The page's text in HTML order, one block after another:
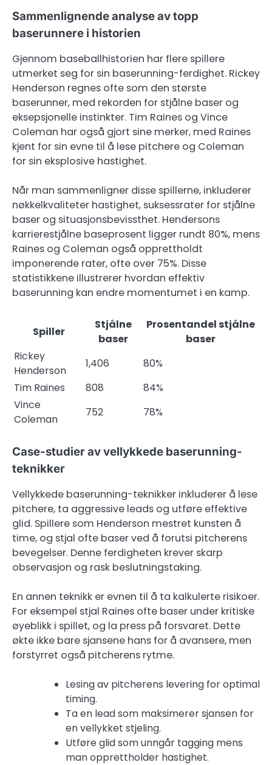
Sammenlignende analyse av topp
baserunnere i historien
Gjennom baseballhistorien har flere spillere
utmerket seg for sin baserunning-ferdighet. Rickey
Henderson regnes ofte som den største
baserunner, med rekorden for stjålne baser og
eksepsjonelle instinkter. Tim Raines og Vince
Coleman har også gjort sine merker, med Raines
kjent for sin evne til å lese pitchere og Coleman
for sin eksplosive hastighet.
Når man sammenligner disse spillerne, inkluderer
nøkkelkvaliteter hastighet, suksessrater for stjålne
baser og situasjonsbevissthet. Hendersons
karrierestjålne baseprosent ligger rundt 80%, mens
Raines og Coleman også opprettholdt
imponerende rater, ofte over 75%. Disse
statistikkene illustrerer hvordan effektiv
baserunning kan endre momentumet i en kamp.
Spiller
Stjålne
baser
Prosentandel stjålne
baser
Rickey
Henderson
1,406
80%
Tim Raines
808
84%
Vince
Coleman
752 78%
Case-studier av vellykkede baserunning-
teknikker
Vellykkede baserunning-teknikker inkluderer å lese
pitchere, ta aggressive leads og utføre effektive
glid. Spillere som Henderson mestret kunsten å
time, og stjal ofte baser ved å forutsi pitcherens
bevegelser. Denne ferdigheten krever skarp
observasjon og rask beslutningstaking.
En annen teknikk er evnen til å ta kalkulerte risikoer.
For eksempel stjal Raines ofte baser under kritiske
øyeblikk i spillet, og la press på forsvaret. Dette
økte ikke bare sjansene hans for å avansere, men
forstyrret også pitcherens rytme.
Lesing av pitcherens levering for optimal
timing.
Ta en lead som maksimerer sjansen for
en vellykket stjeling.
Utføre glid som unngår tagging mens
man opprettholder hastighet.